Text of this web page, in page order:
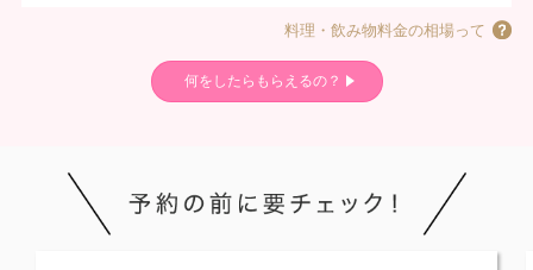
料理・飲み物料金の相場って
何をしたらもらえるの？